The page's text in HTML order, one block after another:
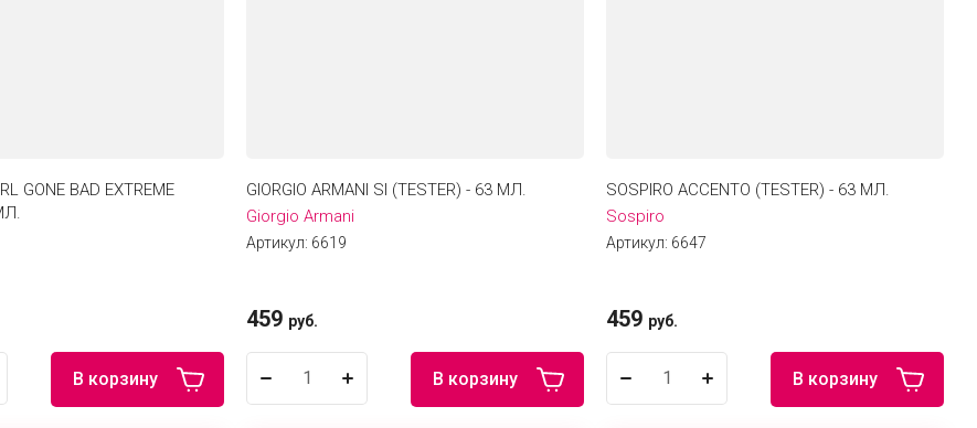
GONE BAD EXTREME
В корзину
GIORGIO ARMANI SI (TESTER) - 63 МЛ.
Giorgio Armani
Артикул: 6619
459 руб.
В корзину
SOSPIRO ACCENTO (TESTER) - 63 МЛ.
Sospiro
Артикул: 6647
459 руб.
В корзину